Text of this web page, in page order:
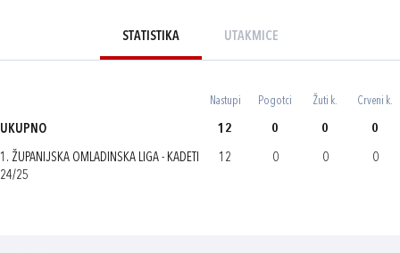
STATISTIKA UTAKMICE
Nastupi Pogotci Žuti k. Crveni k.
UKUPNO 12 0 0 0
1. ŽUPANIJSKA OMLADINSKA LIGA - KADETI
24/25
12 0 0 0